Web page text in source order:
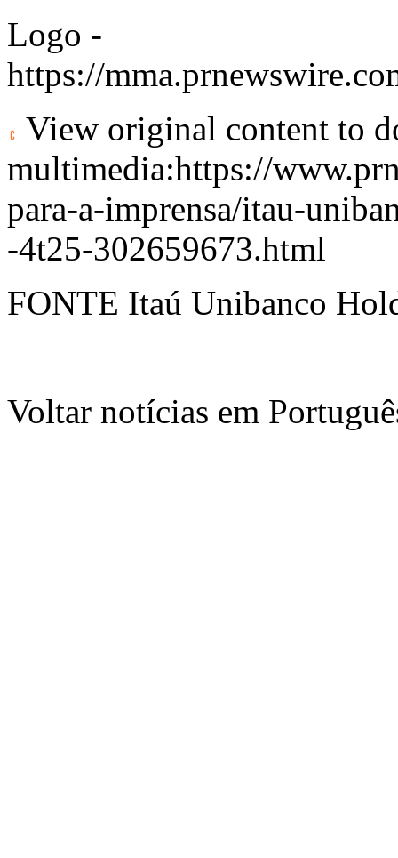
Logo -
https://
View original content to
multimedia:https://
para-a-imprensa/itau-
-4t25-302659673.html
FONTE Itaú Unibanco
Voltar notícias em